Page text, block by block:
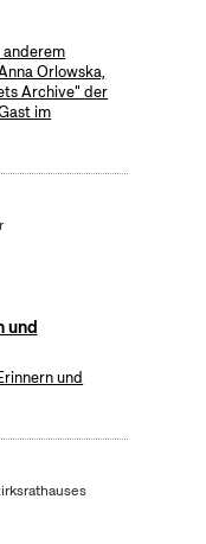
anderem
Orlowska,
Archive" der
im
und
und